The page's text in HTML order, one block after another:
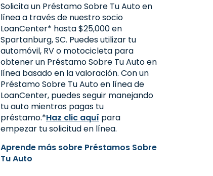
Solicita un Préstamo Sobre Tu Auto en
línea a través de nuestro socio
LoanCenter* hasta $25,000 en
Spartanburg, SC. Puedes utilizar tu
automóvil, RV o motocicleta para
obtener un Préstamo Sobre Tu Auto en
línea basado en la valoración. Con un
Préstamo Sobre Tu Auto en línea de
LoanCenter, puedes seguir manejando
tu auto mientras pagas tu
préstamo.*Haz clic aquí para
empezar tu solicitud en línea.
Aprende más sobre Préstamos Sobre
Tu Auto